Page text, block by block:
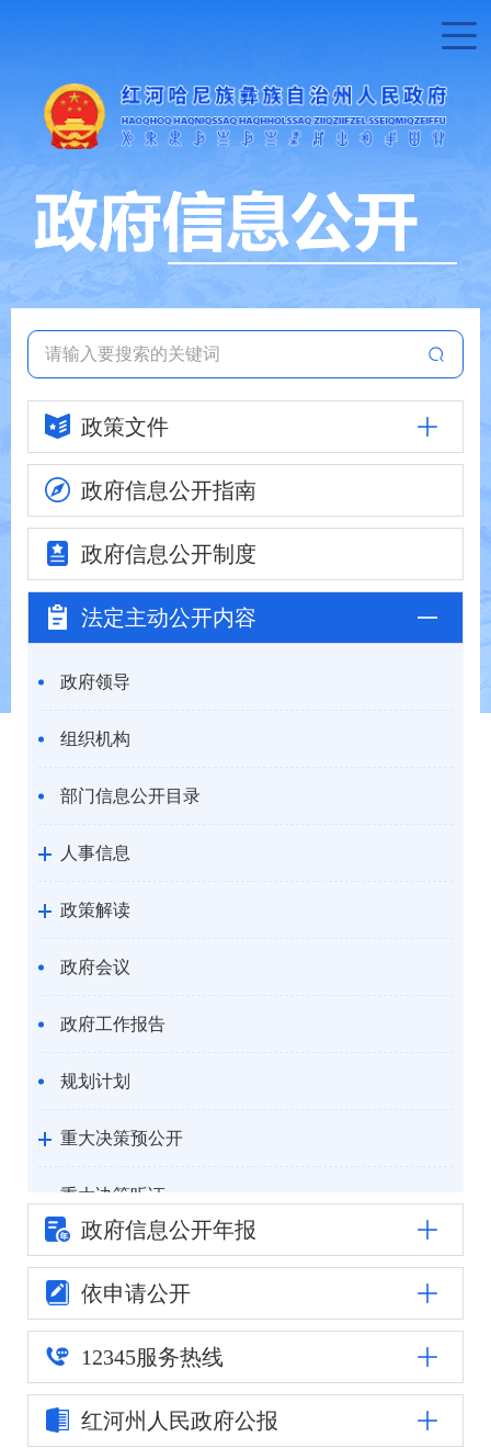
政策文件
政府信息公开指南
政府信息公开制度
法定主动公开内容
政府领导
组织机构
部门信息公开目录
人事信息
政策解读
政府会议
政府工作报告
规划计划
重大决策预公开
重大决策听证
统计信息
自然资源
公安司法
重点领域信息公开
政府信息公开年报
依申请公开
12345服务热线
红河州人民政府公报